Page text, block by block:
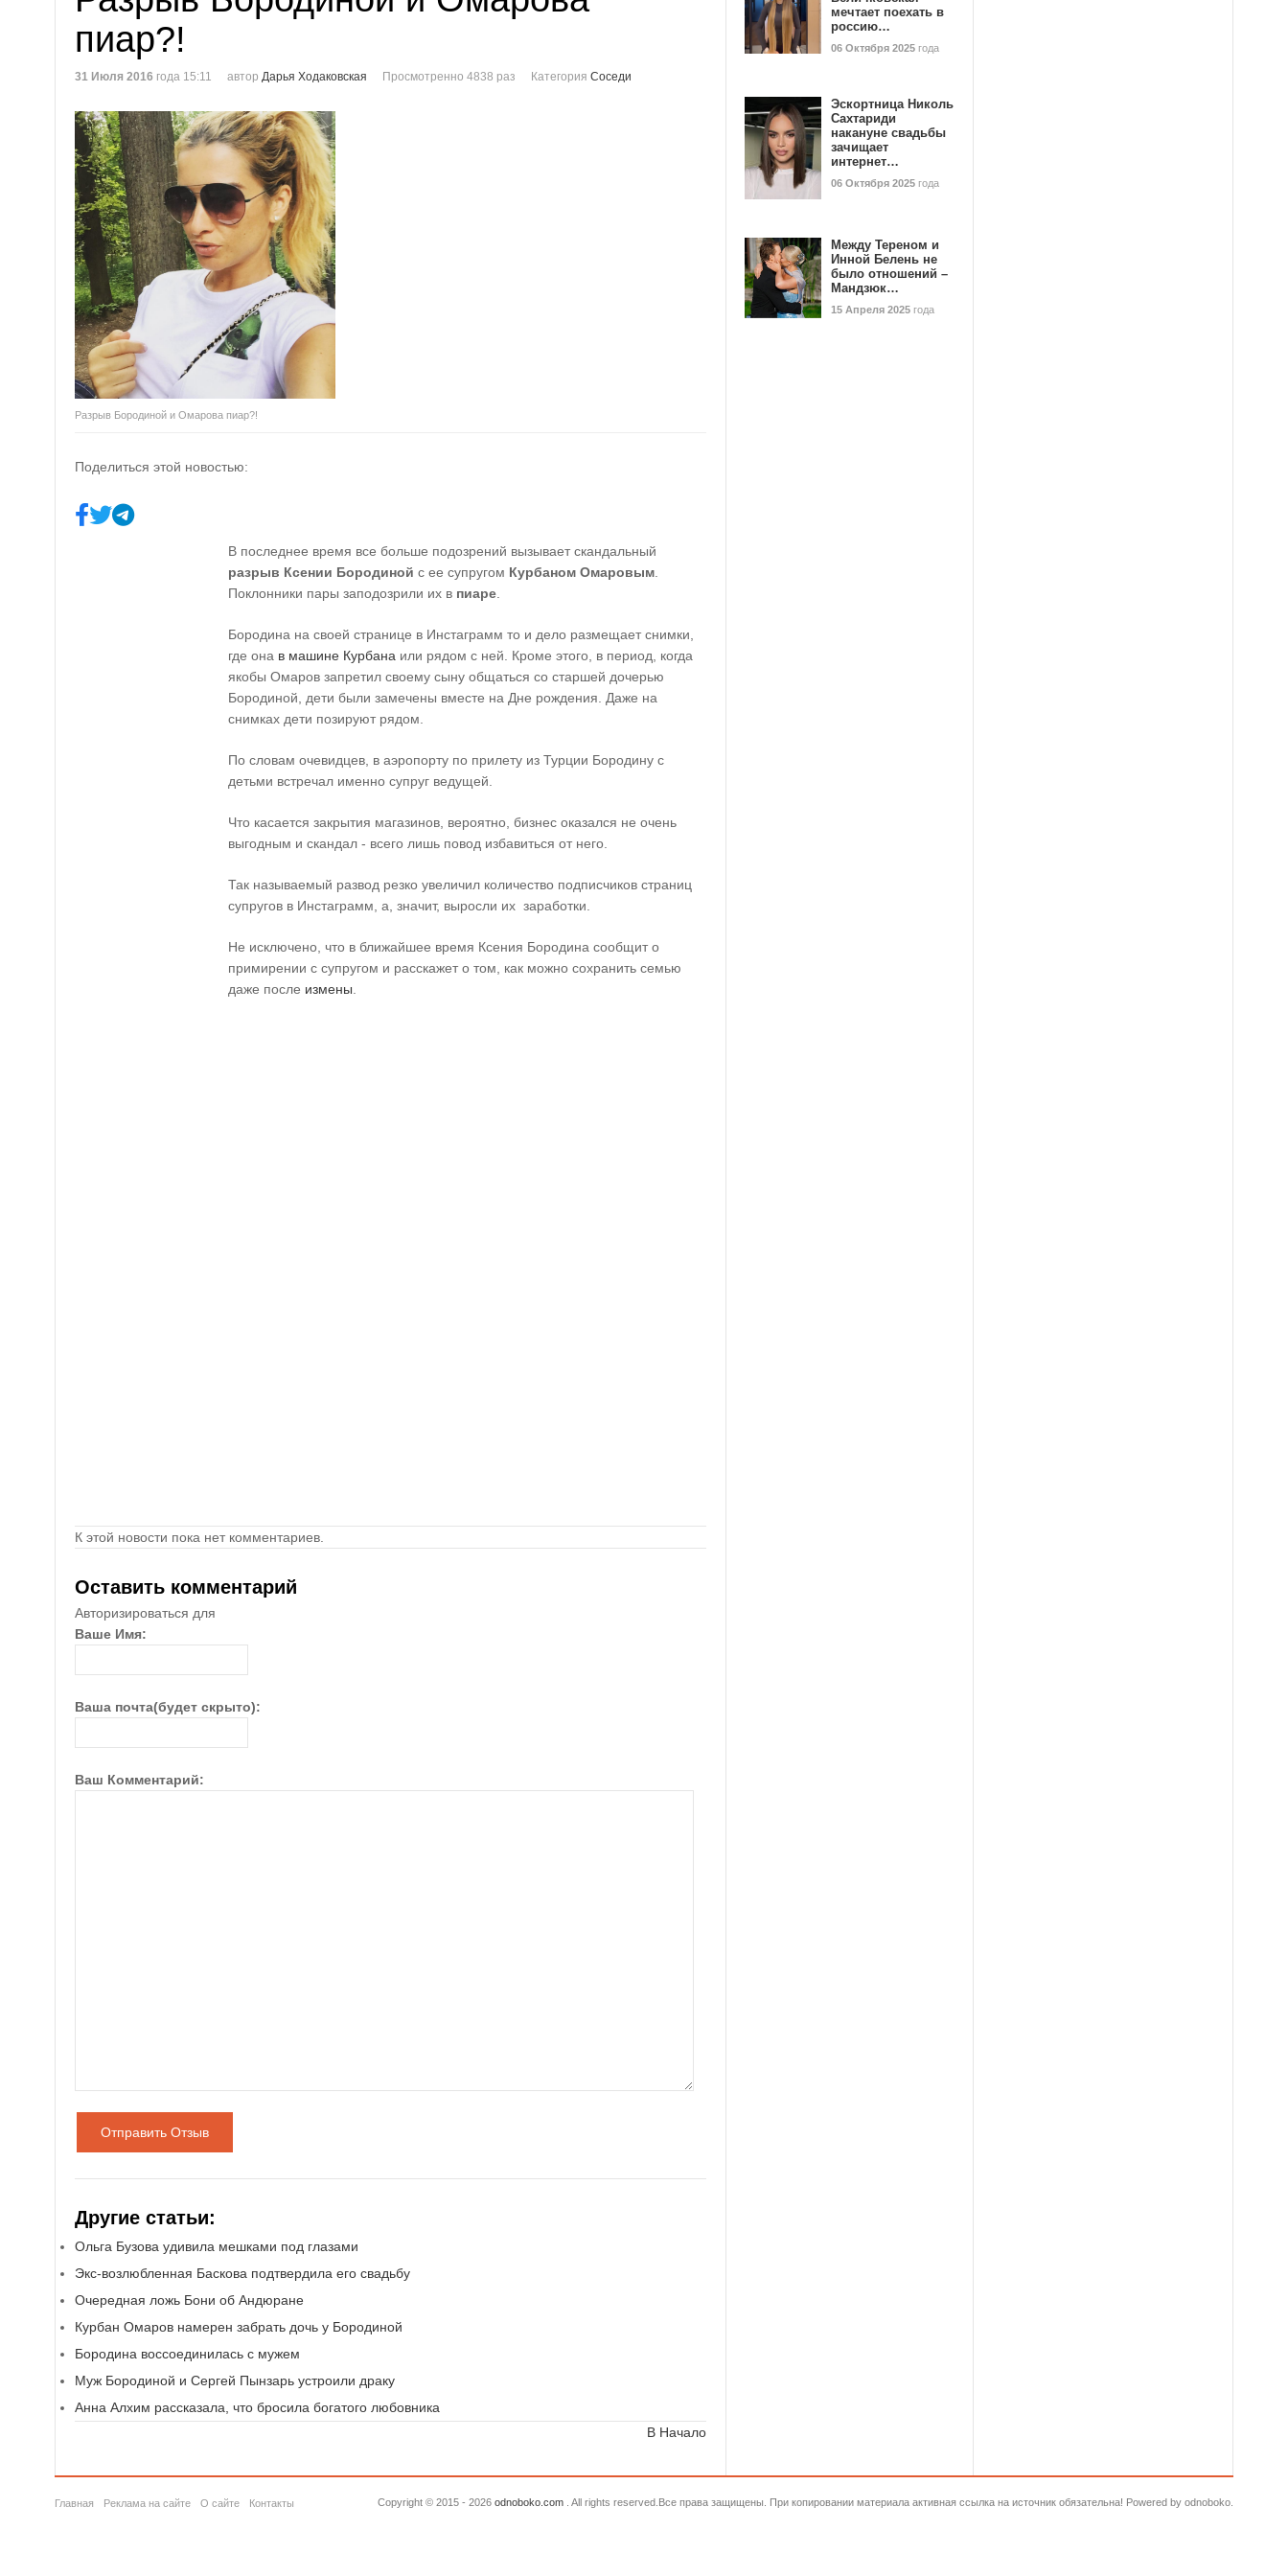
пиар?!
31 Июля 2016 года 15:11 автор Дарья Ходаковская Просмотренно 4838 раз Категория Соседи
Разрыв Бородиной и Омарова пиар?!
Поделиться этой новостью:
В последнее время все больше подозрений вызывает скандальный
разрыв Ксении Бородиной с ее супругом Курбаном Омаровым
Поклонники пары заподозрили их в пиаре
Бородина на своей странице в Инстаграмм то и дело размещает снимки,
где она в машине Курбана или рядом с ней. Кроме этого, в период, когда
якобы Омаров запретил своему сыну общаться со старшей дочерью
Бородиной, дети были замечены вместе на Дне рождения. Даже на
снимках дети позируют рядом.
По словам очевидцев, в аэропорту по прилету из Турции Бородину с
детьми встречал именно супруг ведущей.
Что касается закрытия магазинов, вероятно, бизнес оказался не очень
выгодным и скандал - всего лишь повод избавиться от него.
Так называемый развод резко увеличил количество подписчиков страниц
супругов в Инстаграмм, а, значит, выросли их заработки.
Не исключено, что в ближайшее время Ксения Бородина сообщит о
примирении с супругом и расскажет о том, как можно сохранить семью
даже после измены
К этой новости пока нет комментариев.
Оставить комментарий
Авторизироваться для
Ваше Имя:
Ваша почта(будет скрыто):
Ваш Комментарий:
Отправить Отзыв
Другие статьи:
Ольга Бузова удивила мешками под глазами
Экс-возлюбленная Баскова подтвердила его свадьбу
Очередная ложь Бони об Андюране
Курбан Омаров намерен забрать дочь у Бородиной
Бородина воссоединилась с мужем
Муж Бородиной и Сергей Пынзарь устроили драку
Анна Алхим рассказала, что бросила богатого любовника
В Начало
мечтает поехать в
россию…
06 Октября 2025 года
Эскортница Николь
Сахтариди
накануне свадьбы
зачищает
интернет…
06 Октября 2025 года
Между Тереном и
Инной Белень не
было отношений –
Мандзюк…
15 Апреля 2025 года
Главная Реклама на сайте О сайте Контакты Copyright © 2015 - 2026 odnoboko.com . All rights reserved.Все права защищены. При копировании материала активная ссылка на источник обязательна! Powered by odnoboko.